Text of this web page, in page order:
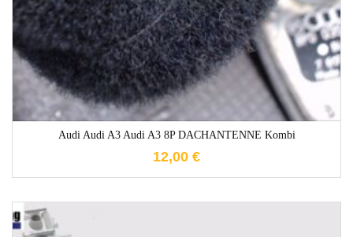
Audi Audi A3 Audi A3 8P DACHANTENNE Kombi
12,00 €